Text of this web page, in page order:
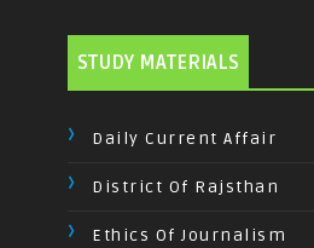
STUDY MATERIALS
Daily Current Affair
District Of Rajsthan
Ethics Of Journalism